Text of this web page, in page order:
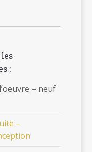
:
– neuf
–